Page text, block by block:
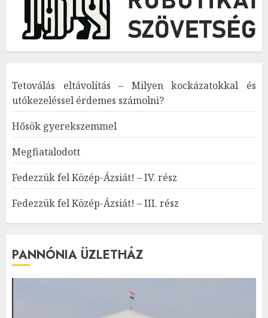
Tetoválás eltávolítás – Milyen kockázatokkal és
utókezeléssel érdemes számolni?
Hősök gyerekszemmel
Megfiatalodott
Fedezzük fel Közép-Ázsiát! – IV. rész
Fedezzük fel Közép-Ázsiát! – III. rész
PANNÓNIA ÜZLETHÁZ